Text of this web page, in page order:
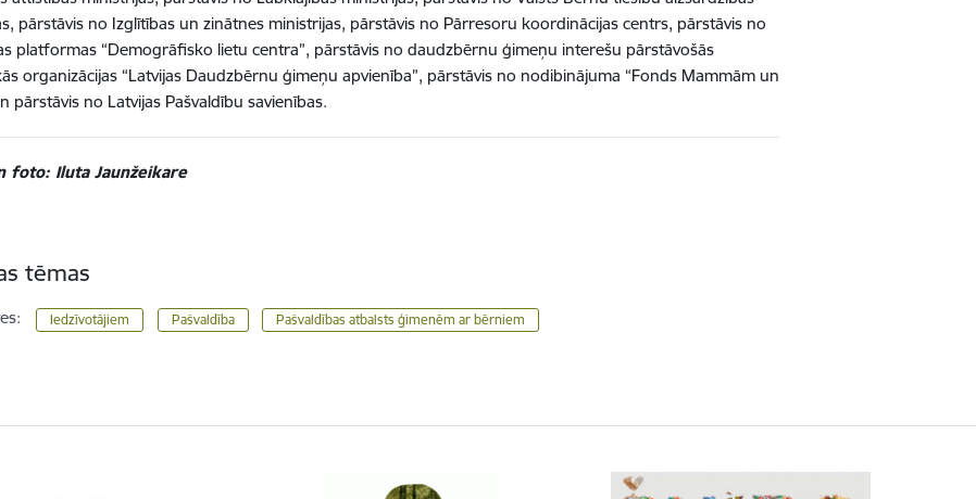
pārstāvis no Izglītības un zinātnes ministrijas, pārstāvis no Pārresoru koordinācijas centrs, pārstāvis no
platformas “Demogrāfisko lietu centra”, pārstāvis no daudzbērnu ģimeņu interešu pārstāvošās
organizācijas “Latvijas Daudzbērnu ģimeņu apvienība”, pārstāvis no nodibinājuma “Fonds Mammām un
pārstāvis no Latvijas Pašvaldību savienības.
foto: Iluta Jaunžeikare
tēmas
Iedzīvotājiem Pašvaldība Pašvaldības atbalsts ģimenēm ar bērniem